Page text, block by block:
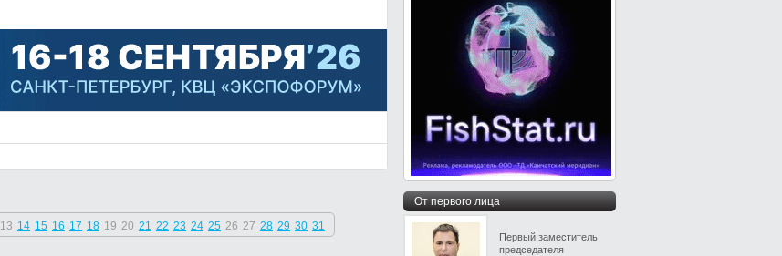
13 14 15 16 17 18 19 20 21 22 23 24 25 26 27 28 29 30 31
От первого лица
Первый заместитель
председателя